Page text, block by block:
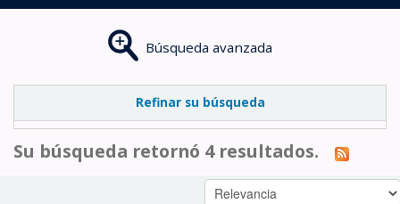
Búsqueda avanzada
Refinar su búsqueda
Su búsqueda retornó 4 resultados.